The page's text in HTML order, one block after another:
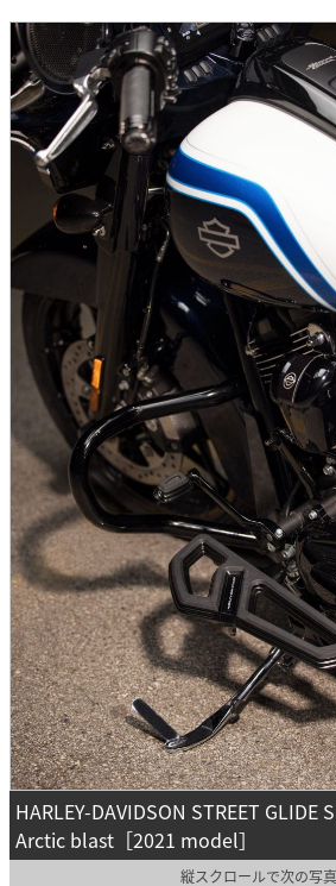
HARLEY-DAVIDSON STREET GLIDE
Arctic blast［2021 model］
縦スクロールで次の写